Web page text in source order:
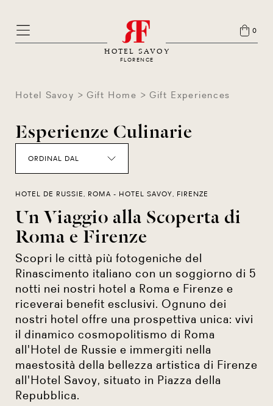
HOTEL SAVOY
FLORENCE
0
Hotel Savoy Gift Home Gift Experiences
Esperienze Culinarie
ORDINAL DAL
HOTEL DE RUSSIE, ROMA - HOTEL SAVOY, FIRENZE
Un Viaggio alla Scoperta di
Roma e Firenze
Scopri le città più fotogeniche del
Rinascimento italiano con un soggiorno di 5
notti nei nostri hotel a Roma e Firenze e
riceverai benefit esclusivi. Ognuno dei
nostri hotel offre una prospettiva unica: vivi
il dinamico cosmopolitismo di Roma
all'Hotel de Russie e immergiti nella
maestosità della bellezza artistica di Firenze
all'Hotel Savoy, situato in Piazza della
Repubblica.